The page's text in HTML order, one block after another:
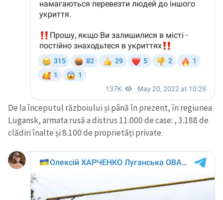
De la începutul războiului și până în prezent, în regiunea
Lugansk, armata rusă a distrus 11.000 de case: , 3.188 de
clădiri înalte și 8.100 de proprietăți private.